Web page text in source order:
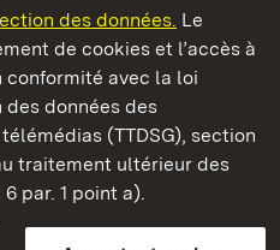
des données. Le
de cookies et l’accès à
conformité avec la loi
données des
(TTDSG), section
traitement ultérieur des
par. 1 point a).
Bade-Wurtemberg
et réponsesMentions légales